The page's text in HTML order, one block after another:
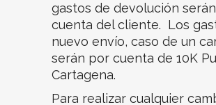
gastos de devolución
cuenta del cliente. Los
nuevo envío, caso de un
serán por cuenta de 10K
Cartagena.
Para realizar cualquier